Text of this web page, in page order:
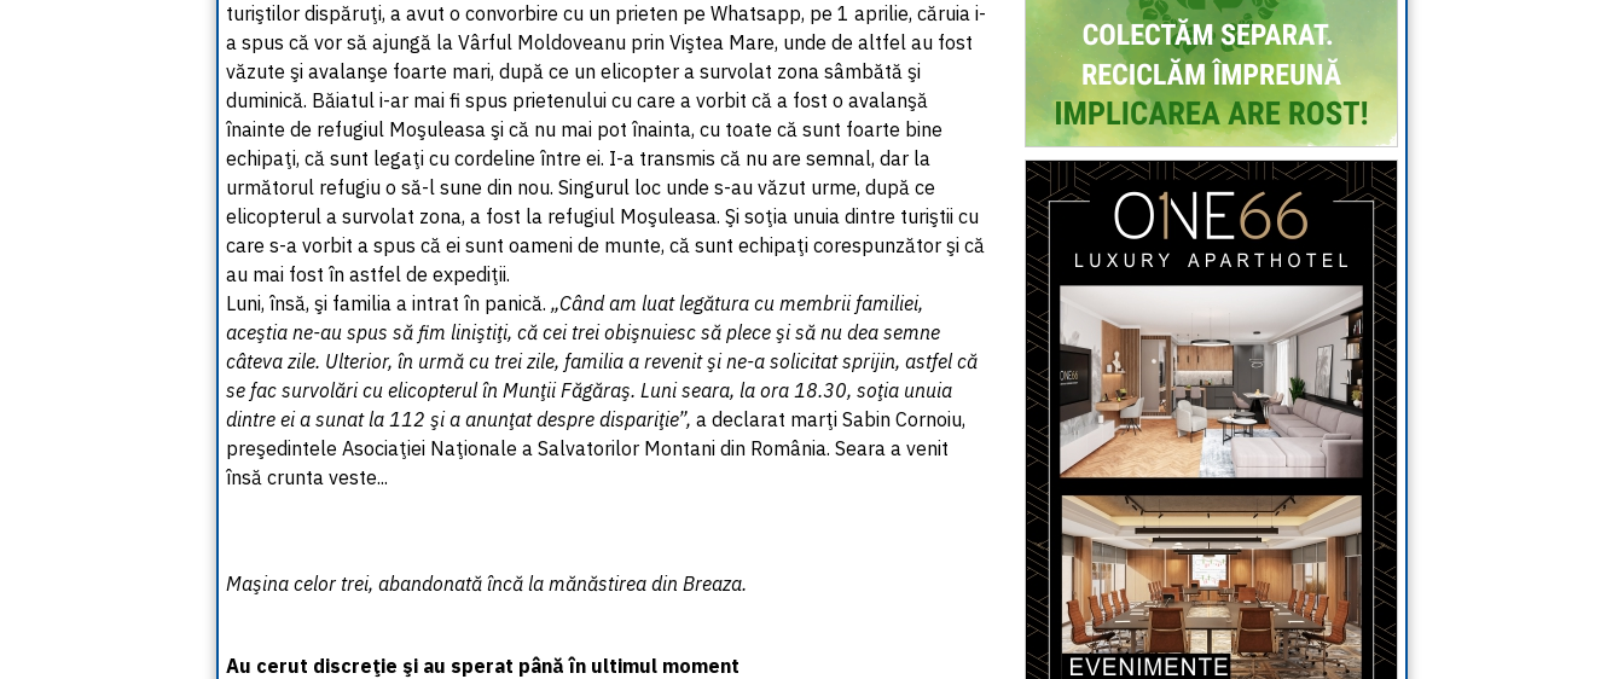
turiştilor dispăruţi, a avut o convorbire cu un prieten pe Whatsapp, pe 1 aprilie, căruia i-
a spus că vor să ajungă la Vârful Moldoveanu prin Viştea Mare, unde de altfel au fost
văzute şi avalanşe foarte mari, după ce un elicopter a survolat zona sâmbătă şi
duminică. Băiatul i-ar mai fi spus prietenului cu care a vorbit că a fost o avalanşă
înainte de refugiul Moşuleasa şi că nu mai pot înainta, cu toate că sunt foarte bine
echipaţi, că sunt legaţi cu cordeline între ei. I-a transmis că nu are semnal, dar la
următorul refugiu o să-l sune din nou. Singurul loc unde s-au văzut urme, după ce
elicopterul a survolat zona, a fost la refugiul Moşuleasa. Şi soţia unuia dintre turiştii cu
care s-a vorbit a spus că ei sunt oameni de munte, că sunt echipaţi corespunzător şi că
au mai fost în astfel de expediţii.
Luni, însă, şi familia a intrat în panică. „Când am luat legătura cu membrii familiei,
aceştia ne-au spus să fim liniştiţi, că cei trei obişnuiesc să plece şi să nu dea semne
câteva zile. Ulterior, în urmă cu trei zile, familia a revenit şi ne-a solicitat sprijin, astfel că
se fac survolări cu elicopterul în Munţii Făgăraş. Luni seara, la ora 18.30, soţia unuia
dintre ei a sunat la 112 şi a anunţat despre dispariţie”, a declarat marţi Sabin Cornoiu,
preşedintele Asociaţiei Naţionale a Salvatorilor Montani din România. Seara a venit
însă crunta veste...
Maşina celor trei, abandonată încă la mănăstirea din Breaza.
Au cerut discreţie şi au sperat până în ultimul moment